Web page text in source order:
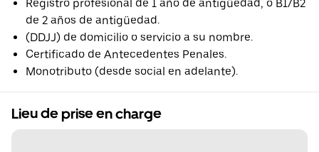
Registro profesional de 1 año de antigüedad, o B1/B2
de 2 años de antigüedad.
(DDJJ) de domicilio o servicio a su nombre.
Certificado de Antecedentes Penales.
Monotributo (desde social en adelante).
Lieu de prise en charge